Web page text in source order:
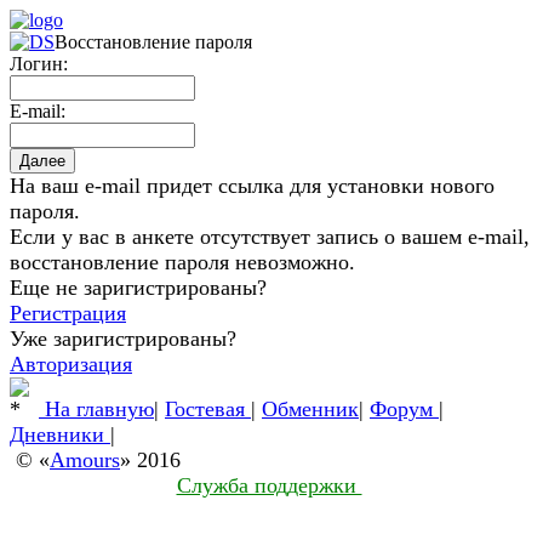
Восстановление пароля
Логин:
E-mail:
На ваш e-mail придет ссылка для установки нового
пароля.
Если у вас в анкете отсутствует запись о вашем e-mail,
восстановление пароля невозможно.
Еще не заригистрированы?
Регистрация
Уже заригистрированы?
Авторизация
На главную| Гостевая | Обменник| Форум |
Дневники |
© «Amours» 2016
Служба поддержки